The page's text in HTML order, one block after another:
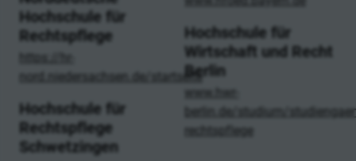
Hochschule für
Rechtspflege
nord.niedersachsen.de/startseite
Hochschule für
Rechtspflege
Schwetzingen
Hochschule für
Wirtschaft und Recht
Berlin
www.hwr-
berlin.de/studium/
rechtspflege